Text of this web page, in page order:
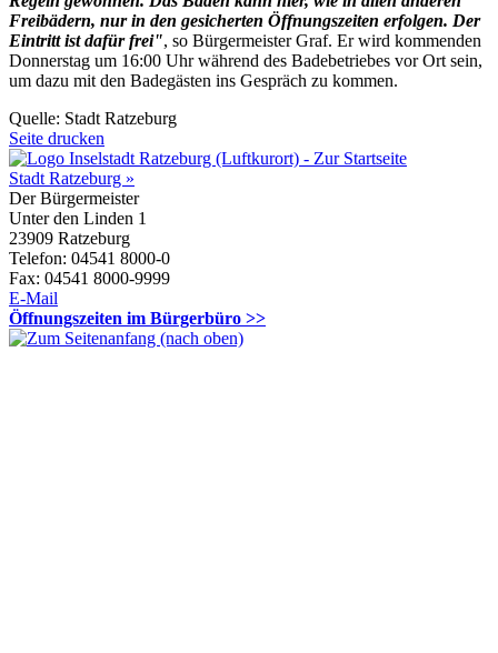
Freibädern, nur in den gesicherten Öffnungszeiten erfolgen. Der
Eintritt ist dafür frei", so Bürgermeister Graf. Er wird kommenden
Donnerstag um 16:00 Uhr während des Badebetriebes vor Ort sein,
um dazu mit den Badegästen ins Gespräch zu kommen.
Quelle: Stadt Ratzeburg
Seite drucken
Stadt Ratzeburg »
Der Bürgermeister
Unter den Linden 1
23909 Ratzeburg
Telefon: 04541 8000-0
Fax: 04541 8000-9999
E-Mail
Öffnungszeiten im Bürgerbüro >>